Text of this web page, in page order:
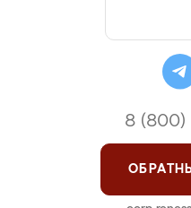
8 (800)